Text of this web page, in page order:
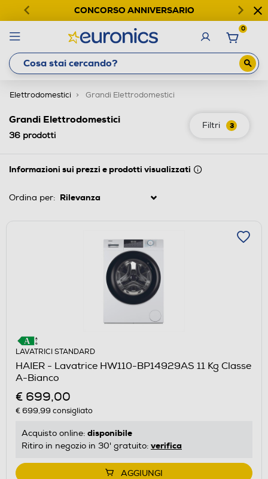
CONCORSO ANNIVERSARIO
0
Elettrodomestici Grandi Elettrodomestici
Filtri 3
Grandi Elettrodomestici
36 prodotti
Informazioni sui prezzi e prodotti visualizzati
Ordina per:
LAVATRICI STANDARD
HAIER - Lavatrice HW110-BP14929AS 11 Kg Classe
A-Bianco
€ 699,00
€ 699,99 consigliato
Acquisto online: disponibile
Ritiro in negozio in 30' gratuito: verifica
AGGIUNGI